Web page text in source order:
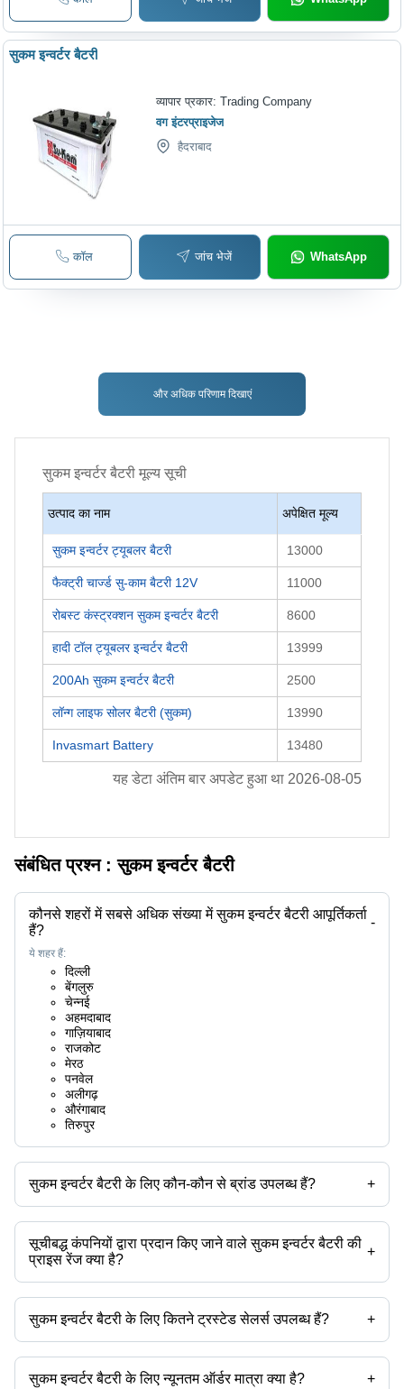
सुकम इन्वर्टर बैटरी
व्यापार प्रकार:Trading Company
वग इंटरप्राइजेज
हैदराबाद
कॉल जांच भेजें WhatsApp
और अधिक परिणाम दिखाएं
सुकम इन्वर्टर बैटरी मूल्य सूची
उत्पाद का नाम अपेक्षित मूल्य
सुकम इन्वर्टर ट्यूबलर बैटरी 13000
फैक्ट्री चार्ज्ड सु-काम बैटरी 12V 11000
रोबस्ट कंस्ट्रक्शन सुकम इन्वर्टर बैटरी 8600
हादी टॉल ट्यूबलर इन्वर्टर बैटरी 13999
200Ah सुकम इन्वर्टर बैटरी 2500
लॉन्ग लाइफ सोलर बैटरी (सुकम) 13990
Invasmart Battery 13480
यह डेटा अंतिम बार अपडेट हुआ था 2026-08-05
संबंधित प्रश्न :सुकम इन्वर्टर बैटरी
कौनसे शहरों में सबसे अधिक संख्या में सुकम इन्वर्टर बैटरी आपूर्तिकर्ता
हैं?
-
ये शहर हैं:
दिल्ली
बेंगलुरु
चेन्नई
अहमदाबाद
गाज़ियाबाद
राजकोट
मेरठ
पनवेल
अलीगढ़
औरंगाबाद
तिरुपुर
सुकम इन्वर्टर बैटरी के लिए कौन-कौन से ब्रांड उपलब्ध हैं? +
उपलब्ध ब्रांड हैं -
सूचीबद्ध कंपनियों द्वारा प्रदान किए जाने वाले सुकम इन्वर्टर बैटरी की
प्राइस रेंज क्या है?
+
सुकम इन्वर्टर बैटरी की प्राइस रेंज है -
कंपनी का नाम मुद्रा प्रोडक्ट का नाम
अनीता एंटरप्राइज INR सुकम इन्वर्टर ट्यूबलर बैटरी
- INR फैक्ट्री चार्ज्ड सु-काम बैटरी 12V
सुकम इन्वर्टर बैटरी के लिए कितने ट्रस्टेड सेलर्स उपलब्ध हैं? +
सुकम इन्वर्टर बैटरी के ट्रस्टेड सेलर्स हैं:
सुकम इन्वर्टर बैटरी के लिए न्यूनतम ऑर्डर मात्रा क्या है? +